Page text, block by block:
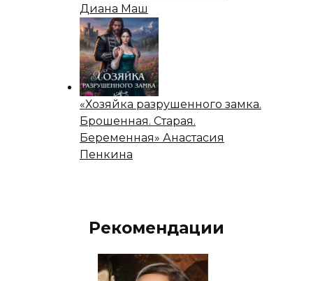
Диана Маш
«Хозяйка разрушенного замка.
Брошенная. Старая.
Беременная» Анастасия
Пенкина
Рекомендации